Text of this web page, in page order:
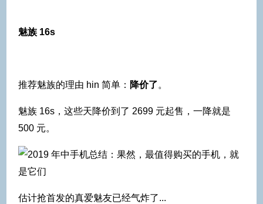
魅族 16s
推荐魅族的理由 hin 简单： 降价了。
魅族 16s，这些天降价到了 2699 元起售，一降就是
500 元。
估计抢首发的真爱魅友已经气炸了...